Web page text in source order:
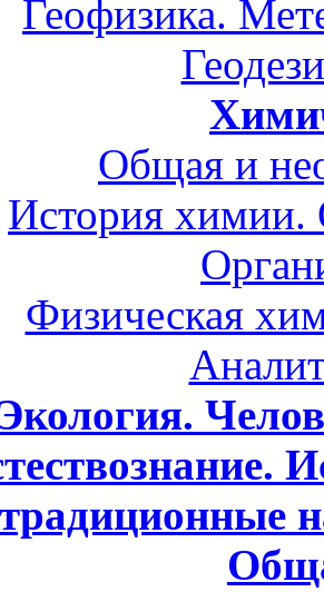
Геофизика.
Общая и
История
Физическая